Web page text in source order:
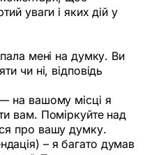
уваги і яких дій у
мені на думку. Ви
чи ні, відповідь
на вашому місці я
вам. Поміркуйте над
про вашу думку.
– я багато думав